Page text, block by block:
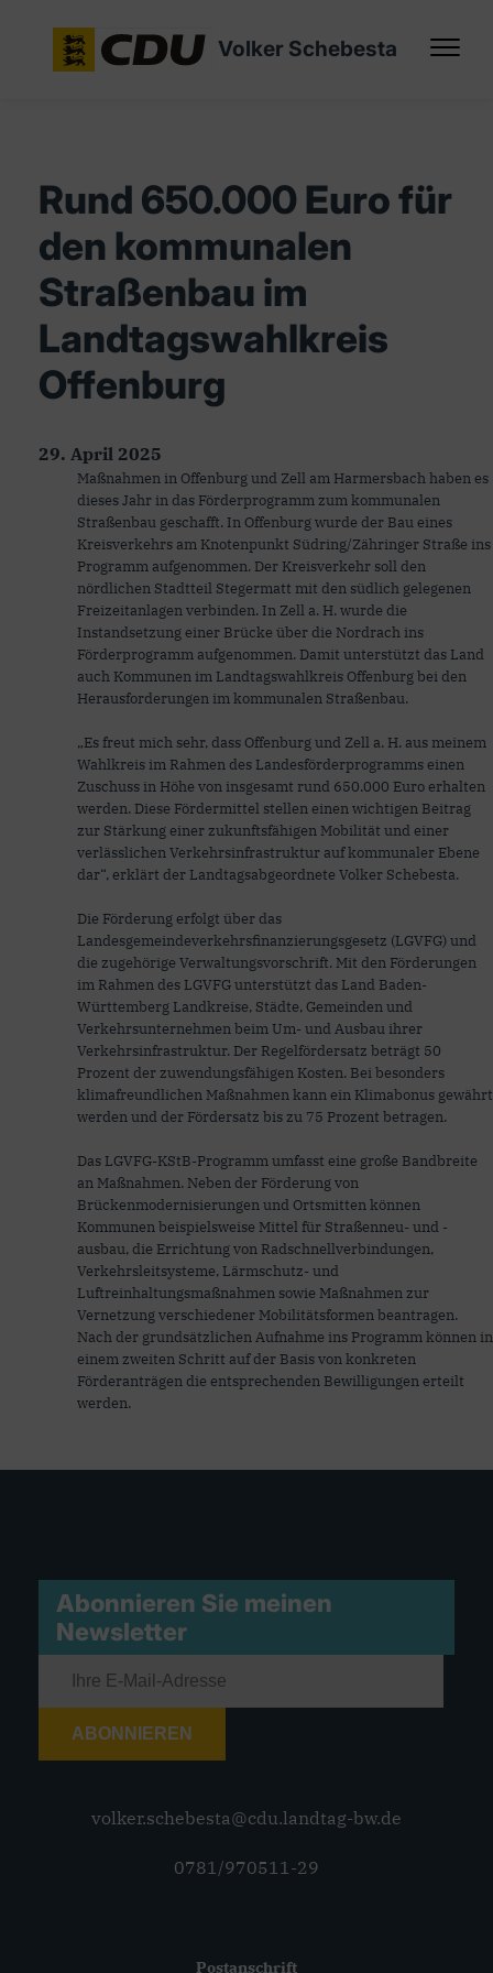
Volker Schebesta
Rund 650.000 Euro für
den kommunalen
Straßenbau im
Landtagswahlkreis
Offenburg
29. April 2025
Maßnahmen in Offenburg und Zell am Harmersbach haben es
dieses Jahr in das Förderprogramm zum kommunalen
Straßenbau geschafft. In Offenburg wurde der Bau eines
Kreisverkehrs am Knotenpunkt Südring/Zähringer Straße ins
Programm aufgenommen. Der Kreisverkehr soll den
nördlichen Stadtteil Stegermatt mit den südlich gelegenen
Freizeitanlagen verbinden. In Zell a. H. wurde die
Instandsetzung einer Brücke über die Nordrach ins
Förderprogramm aufgenommen. Damit unterstützt das Land
auch Kommunen im Landtagswahlkreis Offenburg bei den
Herausforderungen im kommunalen Straßenbau.
„Es freut mich sehr, dass Offenburg und Zell a. H. aus meinem
Wahlkreis im Rahmen des Landesförderprogramms einen
Zuschuss in Höhe von insgesamt rund 650.000 Euro erhalten
werden. Diese Fördermittel stellen einen wichtigen Beitrag
zur Stärkung einer zukunftsfähigen Mobilität und einer
verlässlichen Verkehrsinfrastruktur auf kommunaler Ebene
dar“, erklärt der Landtagsabgeordnete Volker Schebesta.
Die Förderung erfolgt über das
Landesgemeindeverkehrsfinanzierungsgesetz (LGVFG) und
die zugehörige Verwaltungsvorschrift. Mit den Förderungen
im Rahmen des LGVFG unterstützt das Land Baden-
Württemberg Landkreise, Städte, Gemeinden und
Verkehrsunternehmen beim Um- und Ausbau ihrer
Verkehrsinfrastruktur. Der Regelfördersatz beträgt 50
Prozent der zuwendungsfähigen Kosten. Bei besonders
klimafreundlichen Maßnahmen kann ein Klimabonus gewährt
werden und der Fördersatz bis zu 75 Prozent betragen.
Das LGVFG-KStB-Programm umfasst eine große Bandbreite
an Maßnahmen. Neben der Förderung von
Brückenmodernisierungen und Ortsmitten können
Kommunen beispielsweise Mittel für Straßenneu- und -
ausbau, die Errichtung von Radschnellverbindungen,
Verkehrsleitsysteme, Lärmschutz- und
Luftreinhaltungsmaßnahmen sowie Maßnahmen zur
Vernetzung verschiedener Mobilitätsformen beantragen.
Nach der grundsätzlichen Aufnahme ins Programm können in
einem zweiten Schritt auf der Basis von konkreten
Förderanträgen die entsprechenden Bewilligungen erteilt
werden.
Abonnieren Sie meinen
Newsletter
ABONNIEREN
volker.schebesta@cdu.landtag-bw.de
0781/970511-29
Postanschrift